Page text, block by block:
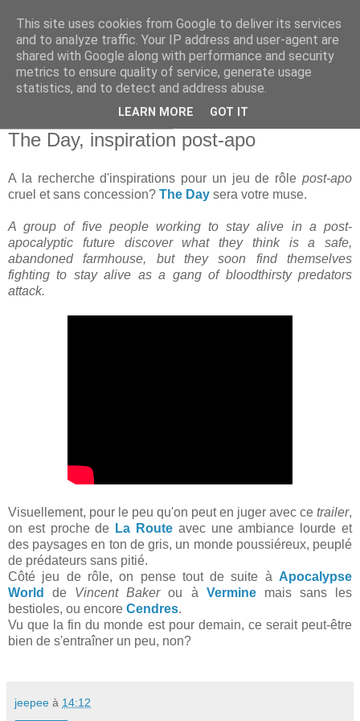
The Day, inspiration post-apo
A la recherche d'inspirations pour un jeu de rôle post-apo
cruel et sans concession? The Day sera votre muse.
A group of five people working to stay alive in a post-
apocalyptic future discover what they think is a safe,
abandoned farmhouse, but they soon find themselves
fighting to stay alive as a gang of bloodthirsty predators
attack.
Visuellement, pour le peu qu'on peut en juger avec ce trailer,
on est proche de La Route avec une ambiance lourde et
des paysages en ton de gris, un monde poussiéreux, peuplé
de prédateurs sans pitié.
Côté jeu de rôle, on pense tout de suite à Apocalypse
World
de Vincent Bakerou à Verminemais sans les
bestioles, ou encore Cendres.
Vu que la fin du monde est pour demain, ce serait peut-être
bien de s'entraîner un peu, non?
jeepee à 14:12
This site uses cookies from Google to deliver its services
and to analyze traffic. Your IP address and user-agent are
shared with Google along with performance and security
metrics to ensure quality of service, generate usage
statistics, and to detect and address abuse.
LEARN MORE GOT IT